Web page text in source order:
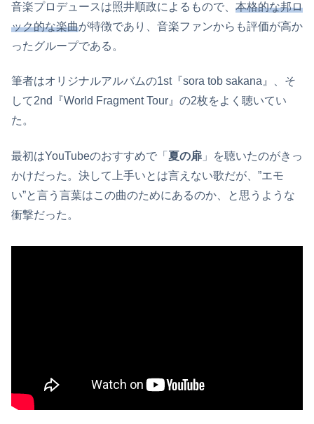
音楽プロデュースは照井順政によるもので、 本格的な邦ロ
ック的な楽曲が特徴であり、音楽ファンからも評価が高か
ったグループである。
筆者はオリジナルアルバムの1st『sora tob sakana』、そ
して2nd『World Fragment Tour』の2枚をよく聴いてい
た。
最初はYouTubeのおすすめで「 夏の扉 」を聴いたのがきっ
かけだった。決して上手いとは言えない歌だが、”エモ
い”と言う言葉はこの曲のためにあるのか、と思うような
衝撃だった。